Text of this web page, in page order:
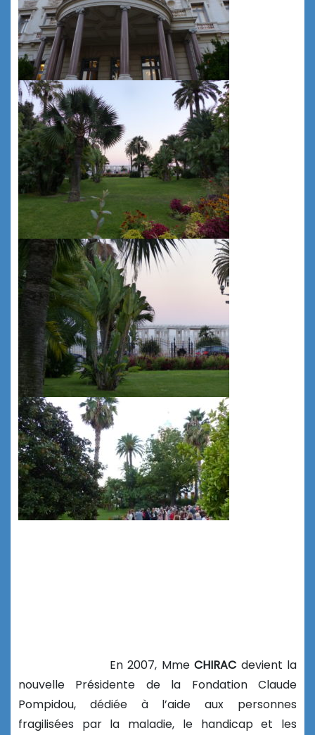
En 2007, MmeCHIRAC devient la
nouvelle Présidente de la Fondation Claude
Pompidou, dédiée à l’aide aux personnes
fragilisées par la maladie, le handicap et les